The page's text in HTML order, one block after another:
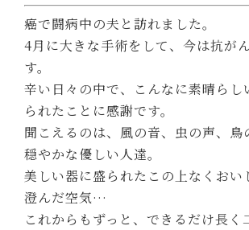
癌で闘病中の夫と訪れました。
4月に大きな手術をして、今は抗が
す。
辛い日々の中で、こんなに素晴らし
られたことに感謝です。
聞こえるのは、風の音、虫の声、
穏やかな優しい人達。
美しい器に盛られたこの上なくおい
澄んだ空気…
これからもずっと、できるだけ長く